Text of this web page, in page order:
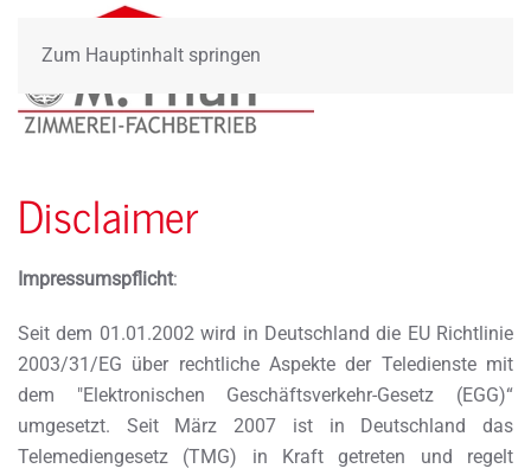
Zum Hauptinhalt springen
Disclaimer
Impressumspflicht:
Seit dem 01.01.2002 wird in Deutschland die EU Richtlinie
2003/31/EG über rechtliche Aspekte der Teledienste mit
dem "Elektronischen Geschäftsverkehr-Gesetz (EGG)“
umgesetzt. Seit März 2007 ist in Deutschland das
Telemediengesetz (TMG) in Kraft getreten und regelt